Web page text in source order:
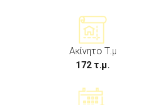
Ακίνητο Τ.μ
172 τ.μ.